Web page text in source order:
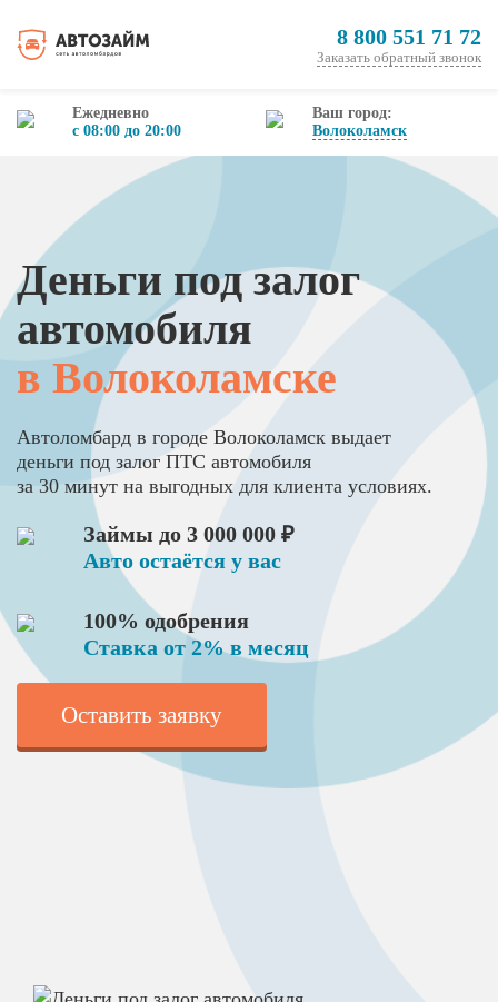
8 800 551 71 72
Заказать обратный звонок
Ежедневно
с 08:00 до 20:00
Ваш город:
Волоколамск
Деньги под залог
автомобиля
в Волоколамске
Автоломбард в городе Волоколамск выдает
деньги под залог ПТС автомобиля
за 30 минут на выгодных для клиента условиях.
Займы до 3 000 000 ₽
Авто остаётся у вас
100% одобрения
Ставка от 2% в месяц
Оставить заявку